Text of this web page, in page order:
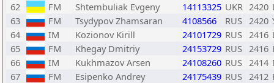
62
FM Shtembuliak Evgeny 14113325 UKR 2420
63
FM Tsydypov Zhamsaran 4108566 RUS 2420
64
IM Kozionov Kirill 24101729 RUS 2416
65
FM Khegay Dmitriy 24153729 RUS 2416
66
IM Kukhmazov Arsen 24108260 RUS 2414
67
FM Esipenko Andrey 24175439 RUS 2412